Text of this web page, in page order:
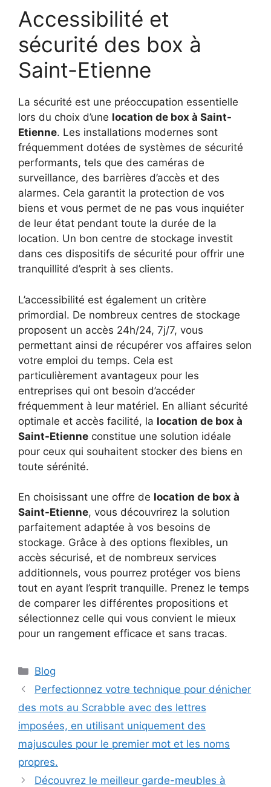
Accessibilité et
sécurité des box à
Saint-Etienne
La sécurité est une préoccupation essentielle
lors du choix d’une location de box à Saint-
Etienne. Les installations modernes sont
fréquemment dotées de systèmes de sécurité
performants, tels que des caméras de
surveillance, des barrières d’accès et des
alarmes. Cela garantit la protection de vos
biens et vous permet de ne pas vous inquiéter
de leur état pendant toute la durée de la
location. Un bon centre de stockage investit
dans ces dispositifs de sécurité pour offrir une
tranquillité d’esprit à ses clients.
L’accessibilité est également un critère
primordial. De nombreux centres de stockage
proposent un accès 24h/24, 7j/7, vous
permettant ainsi de récupérer vos affaires selon
votre emploi du temps. Cela est
particulièrement avantageux pour les
entreprises qui ont besoin d’accéder
fréquemment à leur matériel. En alliant sécurité
optimale et accès facilité, la location de box à
Saint-Etienne constitue une solution idéale
pour ceux qui souhaitent stocker des biens en
toute sérénité.
En choisissant une offre de location de box à
Saint-Etienne, vous découvrirez la solution
parfaitement adaptée à vos besoins de
stockage. Grâce à des options flexibles, un
accès sécurisé, et de nombreux services
additionnels, vous pourrez protéger vos biens
tout en ayant l’esprit tranquille. Prenez le temps
de comparer les différentes propositions et
sélectionnez celle qui vous convient le mieux
pour un rangement efficace et sans tracas.
Catégories
Blog
Perfectionnez votre technique pour dénicher
des mots au Scrabble avec des lettres
imposées, en utilisant uniquement des
majuscules pour le premier mot et les noms
propres.
Découvrez le meilleur garde-meubles à